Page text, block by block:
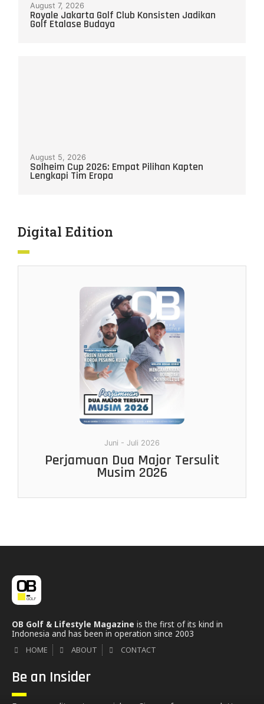
August 7, 2026
Royale Jakarta Golf Club Konsisten Jadikan
Golf Etalase Budaya
August 5, 2026
Solheim Cup 2026: Empat Pilihan Kapten
Lengkapi Tim Eropa
Digital Edition
Juni - Juli 2026
Perjamuan Dua Major Tersulit
Musim 2026
OB Golf & Lifestyle Magazine is the first of its kind in
Indonesia and has been in operation since 2003
HOME ABOUT CONTACT
Be an Insider